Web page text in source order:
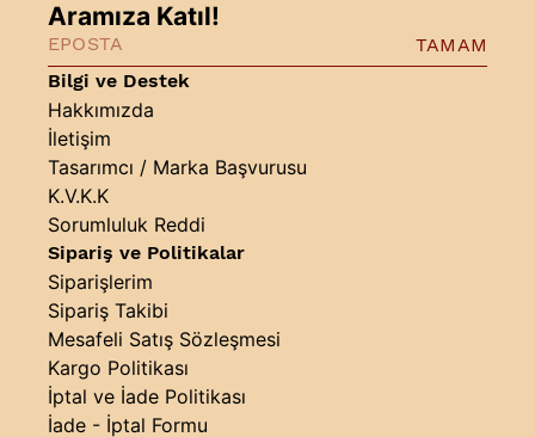
Bilgi ve Destek
Hakkımızda
İletişim
Tasarımcı / Marka Başvurusu
K.V.K.K
Sorumluluk Reddi
Sipariş ve Politikalar
Siparişlerim
Sipariş Takibi
Mesafeli Satış Sözleşmesi
Kargo Politikası
İptal ve İade Politikası
İade - İptal Formu
Aramıza Katıl!
TAMAM